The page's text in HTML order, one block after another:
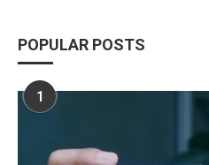
POPULAR POSTS
1